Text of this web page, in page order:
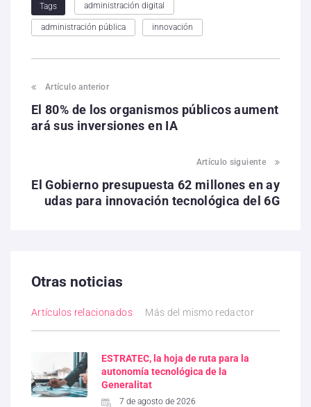
Tags administración digital
administración pública innovación
Artículo anterior
El 80% de los organismos públicos aument
ará sus inversiones en IA
Artículo siguiente
El Gobierno presupuesta 62 millones en ay
udas para innovación tecnológica del 6G
Otras noticias
Artículos relacionados Más del mismo redactor
ESTRATEC, la hoja de ruta para la
autonomía tecnológica de la
Generalitat
7 de agosto de 2026